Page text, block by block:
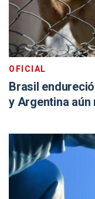
OFICIAL
Brasil
y Argentina aún